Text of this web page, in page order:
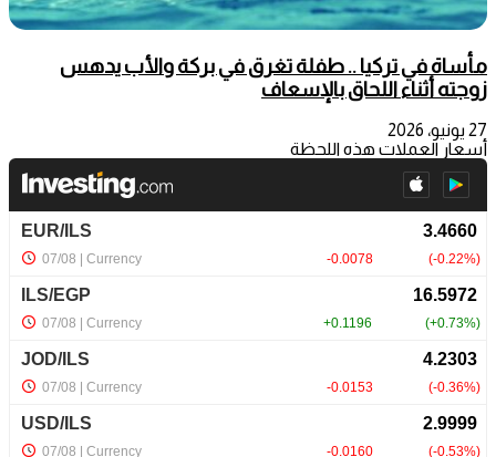
مأساة في تركيا .. طفلة تغرق في بركة والأب يدهس
زوجته أثناء اللحاق بالإسعاف
27 يونيو، 2026
أسعار العملات هذه اللحظة